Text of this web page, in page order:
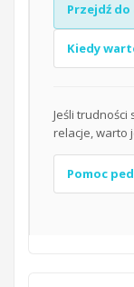
Przejdź
Kiedy
Jeśli
relacje, warto
Pomoc